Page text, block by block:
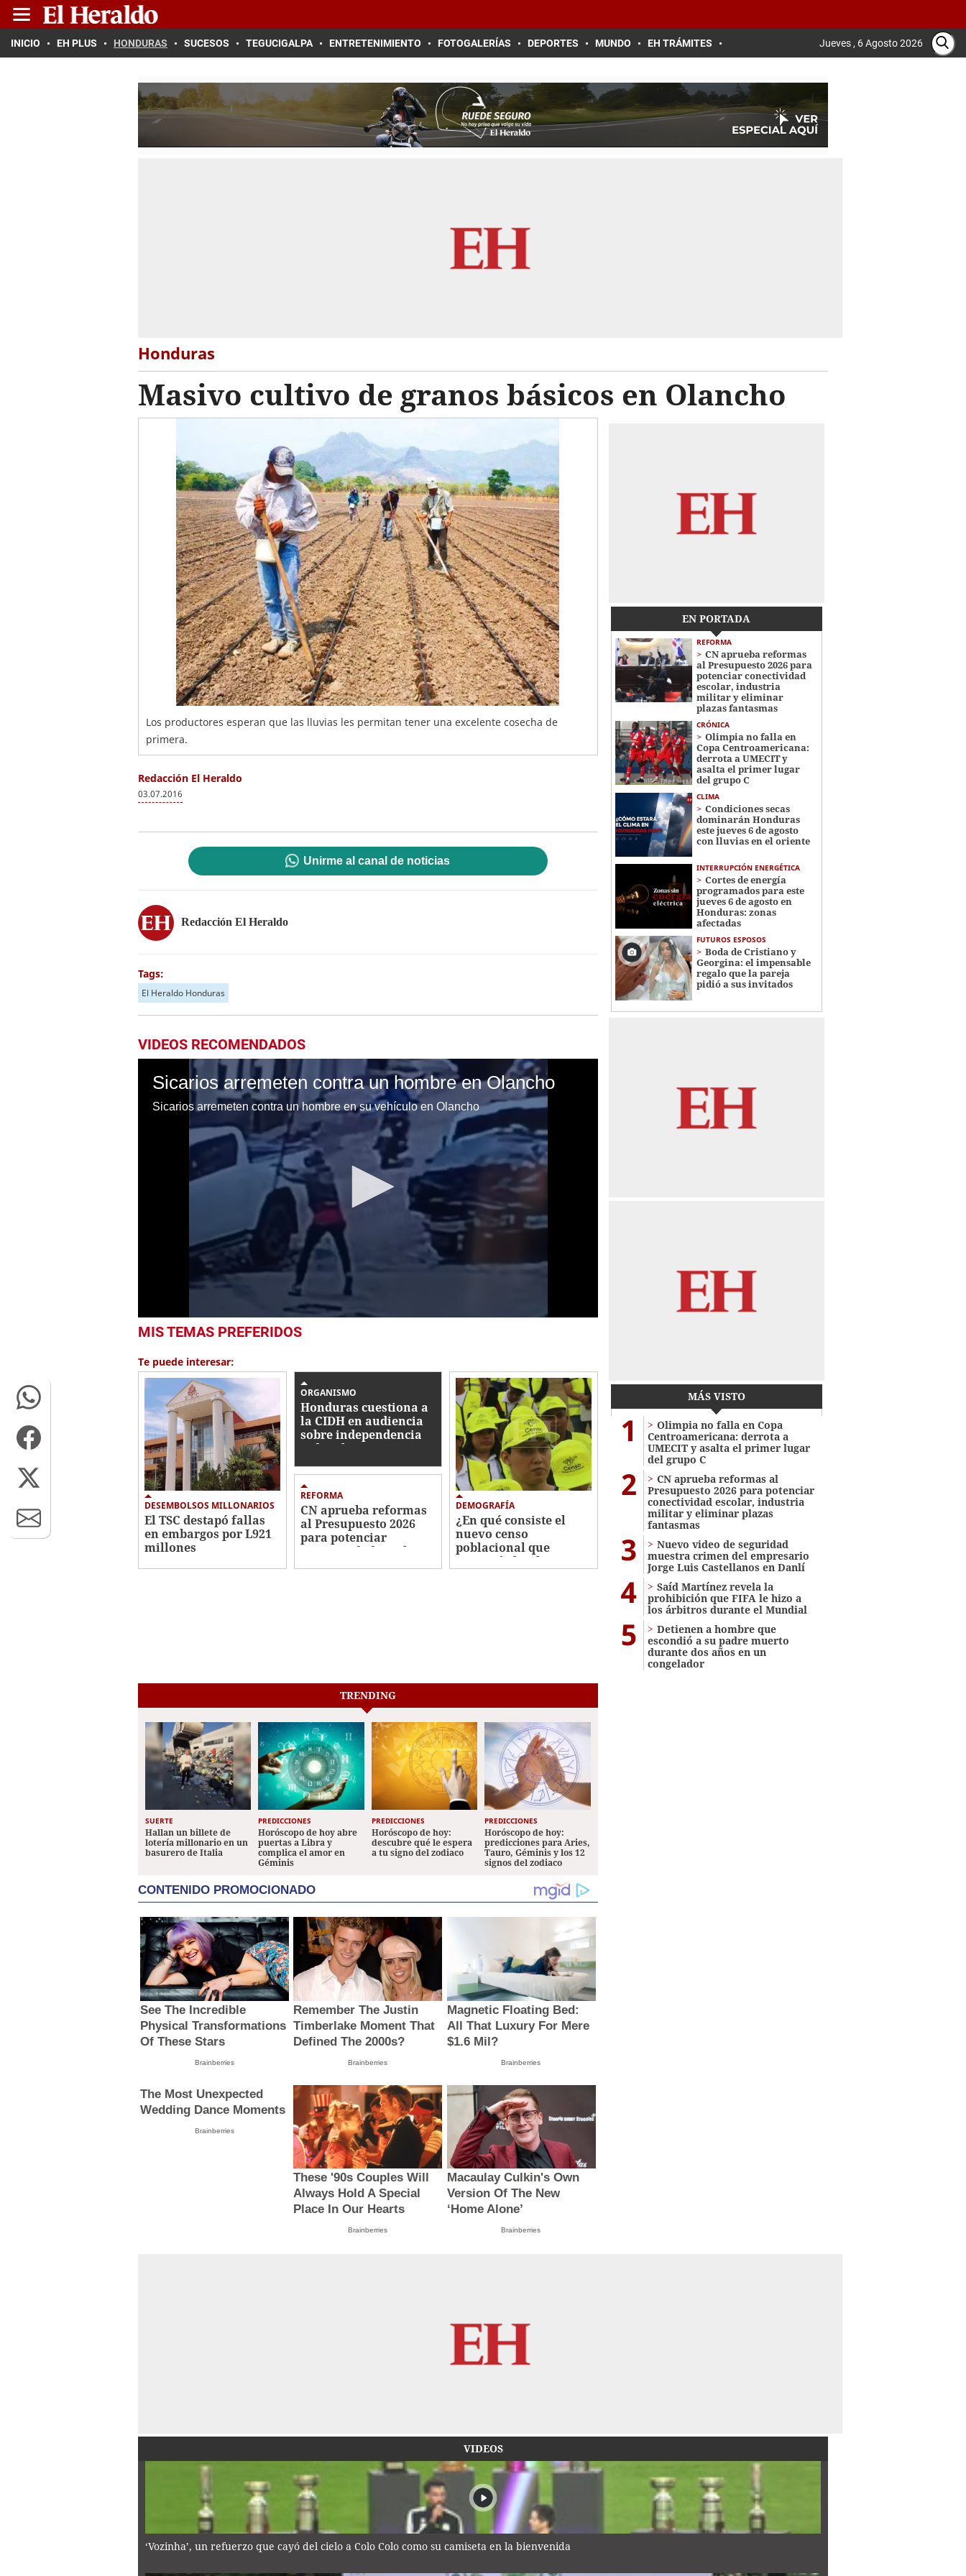
INICIO EH PLUS HONDURAS SUCESOS TEGUCIGALPA ENTRETENIMIENTO FOTOGALERÍAS DEPORTES MUNDO EH TRÁMITES Jueves , 6 Agosto 2026
Honduras
Masivo cultivo de granos básicos en Olancho
Los productores esperan que las lluvias les permitan tener una excelente cosecha de
primera.
Redacción El Heraldo
03.07.2016
Unirme al canal de noticias
Redacción El Heraldo
Tags:
El Heraldo Honduras
VIDEOS RECOMENDADOS
Sicarios arremeten contra un hombre en Olancho
Sicarios arremeten contra un hombre en su vehículo en Olancho
seconds
25
secondsVolume
0%
MIS TEMAS PREFERIDOS
Te puede interesar:
DESEMBOLSOS MILLONARIOS
El TSC destapó fallas
en embargos por L921
millones
ORGANISMO
Honduras cuestiona a
la CIDH en audiencia
sobre independencia
judicial
REFORMA
CN aprueba reformas
al Presupuesto 2026
para potenciar
conectividad escolar,
industria militar y
DEMOGRAFÍA
¿En qué consiste el
nuevo censo
poblacional que
anunció el Gobierno
EN PORTADA
REFORMA
CN aprueba reformas
al Presupuesto 2026 para
potenciar conectividad
escolar, industria
militar y eliminar
plazas fantasmas
CRÓNICA
Olimpia no falla en
Copa Centroamericana:
derrota a UMECIT y
asalta el primer lugar
del grupo C
CLIMA
Condiciones secas
dominarán Honduras
este jueves 6 de agosto
con lluvias en el oriente
INTERRUPCIÓN ENERGÉTICA
Cortes de energía
programados para este
jueves 6 de agosto en
Honduras: zonas
afectadas
FUTUROS ESPOSOS
Boda de Cristiano y
Georgina: el impensable
regalo que la pareja
pidió a sus invitados
MÁS VISTO
1
Olimpia no falla en Copa
Centroamericana: derrota a
UMECIT y asalta el primer lugar
del grupo C
2
CN aprueba reformas al
Presupuesto 2026 para potenciar
conectividad escolar, industria
militar y eliminar plazas
fantasmas
3
Nuevo video de seguridad
muestra crimen del empresario
Jorge Luis Castellanos en Danlí
4
Saíd Martínez revela la
prohibición que FIFA le hizo a
los árbitros durante el Mundial
5
Detienen a hombre que
escondió a su padre muerto
durante dos años en un
congelador
TRENDING
SUERTE
Hallan un billete de
lotería millonario en un
basurero de Italia
PREDICCIONES
Horóscopo de hoy abre
puertas a Libra y
complica el amor en
Géminis
PREDICCIONES
Horóscopo de hoy:
descubre qué le espera
a tu signo del zodiaco
PREDICCIONES
Horóscopo de hoy:
predicciones para Aries,
Tauro, Géminis y los 12
signos del zodiaco
CONTENIDO PROMOCIONADO
See The Incredible
Physical Transformations
Of These Stars
Brainberries
Remember The Justin
Timberlake Moment That
Defined The 2000s?
Brainberries
Magnetic Floating Bed:
All That Luxury For Mere
$1.6 Mil?
Brainberries
The Most Unexpected
Wedding Dance Moments
Brainberries
These '90s Couples Will
Always Hold A Special
Place In Our Hearts
Brainberries
Macaulay Culkin's Own
Version Of The New
‘Home Alone’
Brainberries
VIDEOS
‘Vozinha’, un refuerzo que cayó del cielo a Colo Colo como su camiseta en la bienvenida